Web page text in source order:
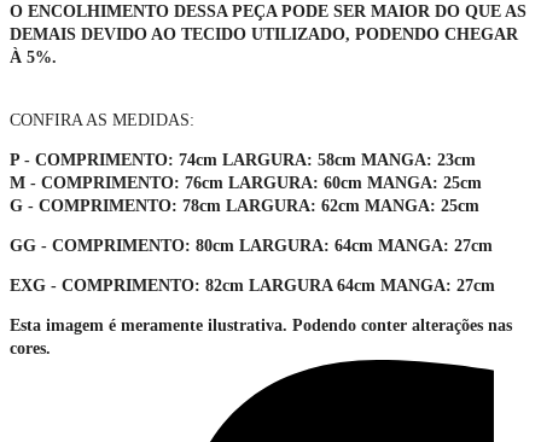
O ENCOLHIMENTO DESSA PEÇA PODE SER MAIOR DO QUE AS
DEMAIS DEVIDO AO TECIDO UTILIZADO, PODENDO CHEGAR
À 5%.
CONFIRA AS MEDIDAS:
P - COMPRIMENTO: 74cm LARGURA: 58cm MANGA: 23cm
M - COMPRIMENTO: 76cm LARGURA: 60cm MANGA: 25cm
G - COMPRIMENTO: 78cm LARGURA: 62cm MANGA: 25cm
GG - COMPRIMENTO: 80cm LARGURA: 64cm MANGA: 27cm
EXG - COMPRIMENTO: 82cm LARGURA 64cm MANGA: 27cm
Esta imagem é meramente ilustrativa. Podendo conter alterações nas
cores.